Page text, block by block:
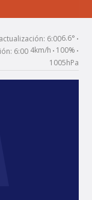
6.6° •
4km/h • 100% •
1005hPa